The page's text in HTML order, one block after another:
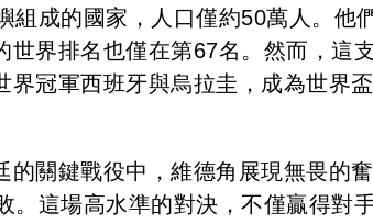
組成的國家，人口僅約50萬人。他
界排名也僅在第67名。然而，這
冠軍西班牙與烏拉圭，成為世界
的關鍵戰役中，維德角展現無畏的
。這場高水準的對決，不僅贏得對